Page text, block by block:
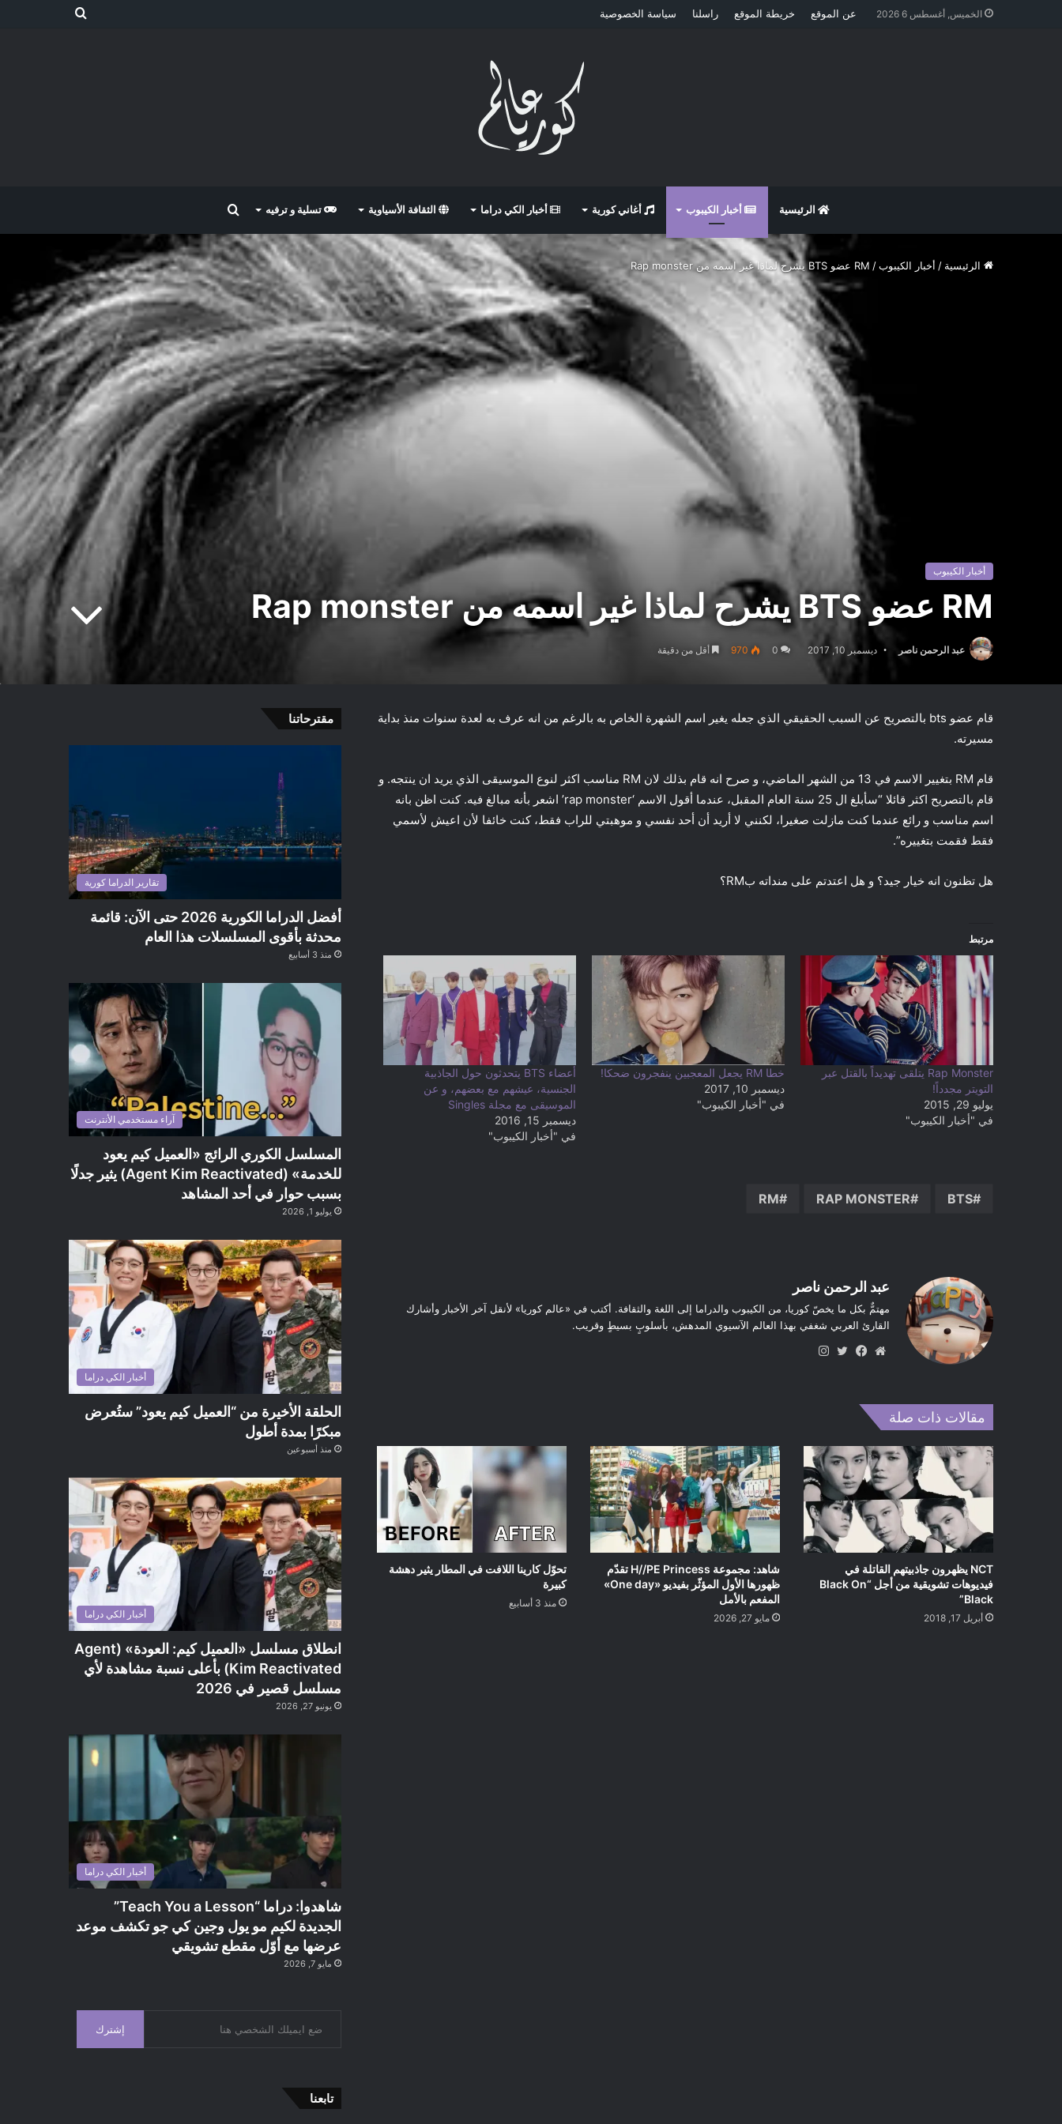
الخميس, أغسطس 6 2026 عن الموقع خريطة الموقع راسلنا سياسة الخصوصية
الرئيسية أخبار الكيبوب أغاني كورية أخبار الكي دراما الثقافة الأسياوية تسلية و ترفيه
عن الرئيسية / أخبار الكيبوب/ RM عضو BTS يشرح لماذا غير اسمه من Rap monster
أخبار الكيبوب
RM عضو BTS يشرح لماذا غير اسمه من Rap monster
عبد الرحمن ناصر ديسمبر 10, 2017 0
970 أقل من دقيقة
قام عضو bts بالتصريح عن السبب الحقيقي الذي جعله يغير اسم الشهرة الخاص به بالرغم من انه عرف به لعدة سنوات منذ بداية
مسيرته.
قام RM بتغيير الاسم في 13 من الشهر الماضي، و صرح انه قام بذلك لان RM مناسب اكثر لنوع الموسيقى الذي يريد ان ينتجه. و
قام بالتصريح اكثر قائلا “سأبلغ ال 25 سنة العام المقبل، عندما أقول الاسم ‘rap monster’ اشعر بأنه مبالغ فيه. كنت اظن بانه
اسم مناسب و رائع عندما كنت مازلت صغيرا، لكنني لا أريد أن أحد نفسي و موهبتي للراب فقط، كنت خائفا لأن اعيش لأسمي
فقط فقمت بتغييره”.
هل تظنون انه خيار جيد؟ و هل اعتدتم على منداته بRM؟
مرتبط
Rap Monster يتلقى تهديداً بالقتل عبر
التويتر مجدداً!
يوليو 29, 2015
في "أخبار الكيبوب"
خطا RM يجعل المعجبين ينفجرون ضحكا!
ديسمبر 10, 2017
في "أخبار الكيبوب"
أعضاء BTS يتحدثون حول الجاذبية
الجنسية، عيشهم مع بعضهم، و عن
الموسيقى مع مجلة Singles
ديسمبر 15, 2016
في "أخبار الكيبوب"
BTS
RAP MONSTER
RM
عبد الرحمن ناصر
مهتمٌّ بكل ما يخصّ كوريا، من الكيبوب والدراما إلى اللغة والثقافة. أكتب في «عالم كوريا» لأنقل آخر الأخبار وأشارك
القارئ العربي شغفي بهذا العالم الآسيوي المدهش، بأسلوبٍ بسيطٍ وقريب.
موق
ب
في تويت
مقالات ذات صلة
NCT يظهرون جاذبيتهم القاتلة في
فيديوهات تشويقية من أجل “Black On
Black”
أبريل 17, 2018
شاهد: مجموعة H//PE Princess تقدّم
ظهورها الأول المؤثّر بفيديو «One day»
المفعم بالأمل
مايو 27, 2026
تحوّل كارينا اللافت في المطار يثير دهشة
كبيرة
منذ 3 أسابيع
مقترحاتنا
تقارير الدراما كورية
أفضل الدراما الكورية 2026 حتى الآن: قائمة
محدثة بأقوى المسلسلات هذا العام
منذ 3 أسابيع
آراء مستخدمي الأنترنت
المسلسل الكوري الرائج «العميل كيم يعود
للخدمة» (Agent Kim Reactivated) يثير جدلًا
بسبب حوار في أحد المشاهد
يوليو 1, 2026
أخبار الكي دراما
الحلقة الأخيرة من “العميل كيم يعود” ستُعرض
مبكرًا بمدة أطول
منذ أسبوعين
أخبار الكي دراما
انطلاق مسلسل «العميل كيم: العودة» (Agent
Kim Reactivated) بأعلى نسبة مشاهدة لأي
مسلسل قصير في 2026
يونيو 27, 2026
أخبار الكي دراما
شاهدوا: دراما “Teach You a Lesson”
الجديدة لكيم مو يول وجين كي جو تكشف موعد
عرضها مع أوّل مقطع تشويقي
مايو 7, 2026
إشترك
تابعنا